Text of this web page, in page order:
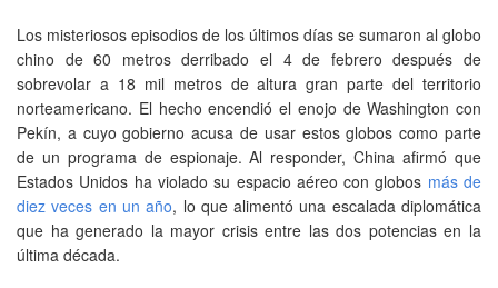
Los misteriosos episodios de los últimos días se sumaron al globo
chino de 60 metros derribado el 4 de febrero después de
sobrevolar a 18 mil metros de altura gran parte del territorio
norteamericano. El hecho encendió el enojo de Washington con
Pekín, a cuyo gobierno acusa de usar estos globos como parte
de un programa de espionaje. Al responder, China afirmó que
Estados Unidos ha violado su espacio aéreo con globos más de
diez veces en un año, lo que alimentó una escalada diplomática
que ha generado la mayor crisis entre las dos potencias en la
última década.